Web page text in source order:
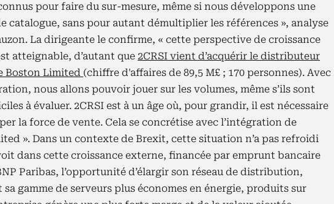
pour faire du sur-mesure, même si nous développons une
catalogue, sans pour autant démultiplier les références », analyse
La dirigeante le confirme, « cette perspective de croissance
atteignable, d’autant que 2CRSI vient d’acquérir le distributeur
Boston Limited (chiffre d'affaires de 89,5 M£ ; 170 personnes). Avec
nous allons pouvoir jouer sur les volumes, même s’ils sont
à évaluer. 2CRSI est à un âge où, pour grandir, il est nécessaire
la force de vente. Cela se concrétise avec l’intégration de
». Dans un contexte de Brexit, cette situation n’a pas refroidi
dans cette croissance externe, financée par emprunt bancaire
Paribas, l’opportunité d’élargir son réseau de distribution,
gamme de serveurs plus économes en énergie, produits sur